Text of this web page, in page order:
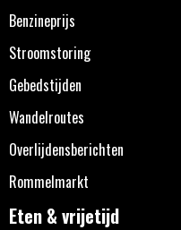
Benzineprijs
Stroomstoring
Gebedstijden
Wandelroutes
Overlijdensberichten
Rommelmarkt
Eten & vrijetijd